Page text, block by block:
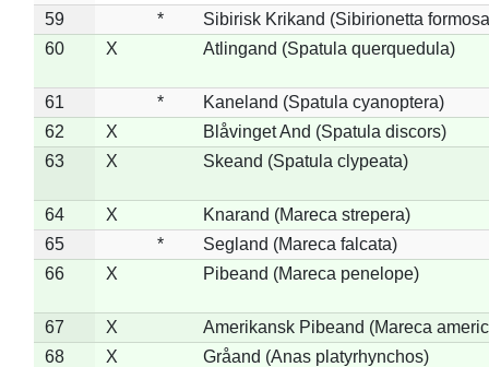
59
*
Sibirisk Krikand (Sibirionetta
60
X Atlingand (Spatula querquedula)
61 *
Kaneland (Spatula cyanoptera)
62
X
Blåvinget And (Spatula discors)
63
X Skeand (Spatula clypeata)
64 X
Knarand (Mareca strepera)
65
*
Segland (Mareca falcata)
66
X Pibeand (Mareca penelope)
67 X
Amerikansk Pibeand (Mareca
68
X Gråand (Anas platyrhynchos)